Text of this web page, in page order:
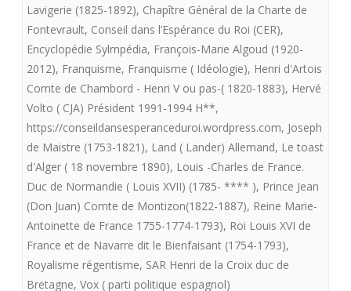
XXI
SIECLE
:
FORCE
DES
CHOSES.
Lavigerie (1825-1892), Chapître Général de la Charte de
Fontevrault, Conseil dans l’Espérance du Roi (CER),
Encyclopédie Sylmpédia, François-Marie Algoud (1920-
2012), Franquisme, Franquisme ( Idéologie), Henri d'Artois
Comte de Chambord - Henri V ou pas-( 1820-1883), Hervé
Volto ( CJA) Président 1991-1994 H**,
https://conseildansesperanceduroi.wordpress.com, Joseph
de Maistre (1753-1821), Land ( Lander) Allemand, Le toast
d'Alger ( 18 novembre 1890), Louis -Charles de France.
Duc de Normandie ( Louis XVII) (1785- **** ), Prince Jean
(Don Juan) Comte de Montizon(1822-1887), Reine Marie-
Antoinette de France 1755-1774-1793), Roi Louis XVI de
France et de Navarre dit le Bienfaisant (1754-1793),
Royalisme régentisme, SAR Henri de la Croix duc de
Bretagne, Vox ( parti politique espagnol)